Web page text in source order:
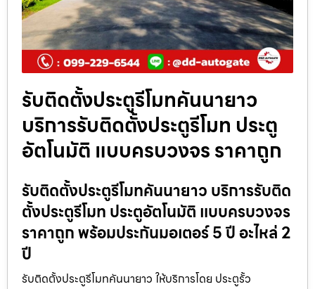
รับติดตั้งประตูรีโมทคันนายาว
บริการรับติดตั้งประตูรีโมท ประตู
อัตโนมัติ แบบครบวงจร ราคาถูก
รับติดตั้งประตูรีโมทคันนายาว บริการรับติด
ตั้งประตูรีโมท ประตูอัตโนมัติ แบบครบวงจร
ราคาถูก พร้อมประกันมอเตอร์ 5 ปี อะไหล่ 2
ปี
รับติดตั้งประตูรีโมทคันนายาว ให้บริการโดย ประตูรั้ว